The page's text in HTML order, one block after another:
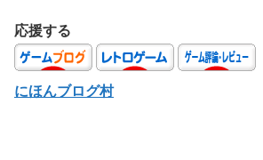
応援する
にほんブログ村